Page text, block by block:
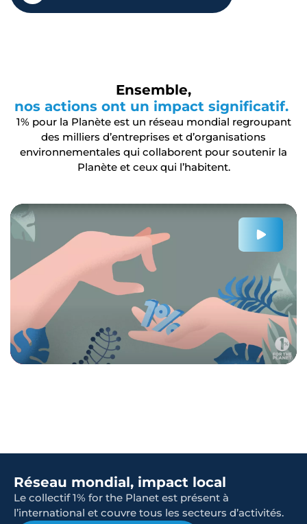
Ensemble,
nos actions ont un impact significatif.
1% pour la Planète est un réseau mondial regroupant
des milliers d’entreprises et d’organisations
environnementales qui collaborent pour soutenir la
Planète et ceux qui l’habitent.
Réseau mondial, impact local
Le collectif 1% for the Planet est présent à
l’international et couvre tous les secteurs d’activités.